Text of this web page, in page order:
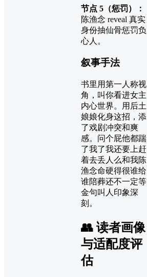
节点 5（惩罚）：
陈渔念 reveal 真实
身份抽仙骨惩罚负
心人。
叙事手法
书里用第一人称视
角，叫你看进女主
内心世界。用后土
娘娘化身这招，添
了戏剧冲突和爽
感。问个屁他都踹
了我了我还要上赶
着去丢人么和我陈
渔念命硬得很谁给
谁陪葬还不一定等
金句叫人印象深
刻。
👥 读者画像
与适配度评
估